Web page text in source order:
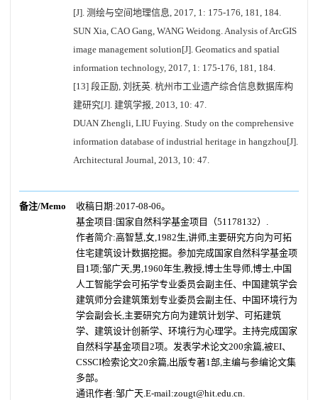
[J]. 测绘与空间地理信息, 2017, 1: 175-176, 181, 184.
SUN Xia, CAO Gang, WANG Weidong. Analysis of ArcGIS
image management solution[J]. Geomatics and spatial
information technology, 2017, 1: 175-176, 181, 184.
[13] 段正励, 刘抚英. 杭州市工业遗产综合信息数据库构
建研究[J]. 建筑学报, 2013, 10: 47.
DUAN Zhengli, LIU Fuying. Study on the comprehensive
information database of industrial heritage in hangzhou[J].
Architectural Journal, 2013, 10: 47.
备注/Memo
收稿日期:2017-08-06。
基金项目:国家自然科学基金项目（51178132）.
作者简介:高智慧,女,1982生,讲师,主要研究方向为可拓
住宅建筑设计数据挖掘。参加完成国家自然科学基金项
目1项;邹广天,男,1960年生,教授,博士生导师,博士,中国
人工智能学会可拓学专业委员会副主任、中国建筑学会
建筑师分会建筑策划专业委员会副主任、中国环境行为
学会副会长,主要研究方向为建筑计划学、可拓建筑
学、建筑设计创新学、环境行为心理学。主持完成国家
自然科学基金项目2项。发表学术论文200余篇,被EI、
CSSCI检索论文20余篇,出版专著1部,主编与参编论文集
多部。
通讯作者:邹广天.E-mail:zougt@hit.edu.cn.